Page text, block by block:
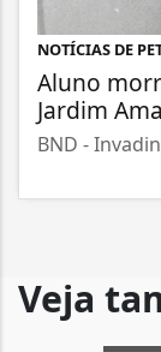
NOTÍCIAS DE
Aluno
Jardim
BND -
Veja